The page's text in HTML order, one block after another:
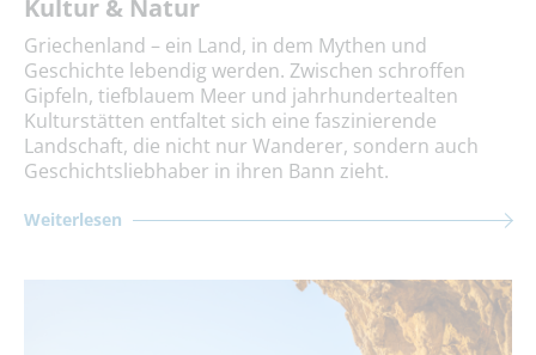
Kultur & Natur
Griechenland – ein Land, in dem Mythen und
Geschichte lebendig werden. Zwischen schroffen
Gipfeln, tiefblauem Meer und jahrhundertealten
Kulturstätten entfaltet sich eine faszinierende
Landschaft, die nicht nur Wanderer, sondern auch
Geschichtsliebhaber in ihren Bann zieht.
Weiterlesen